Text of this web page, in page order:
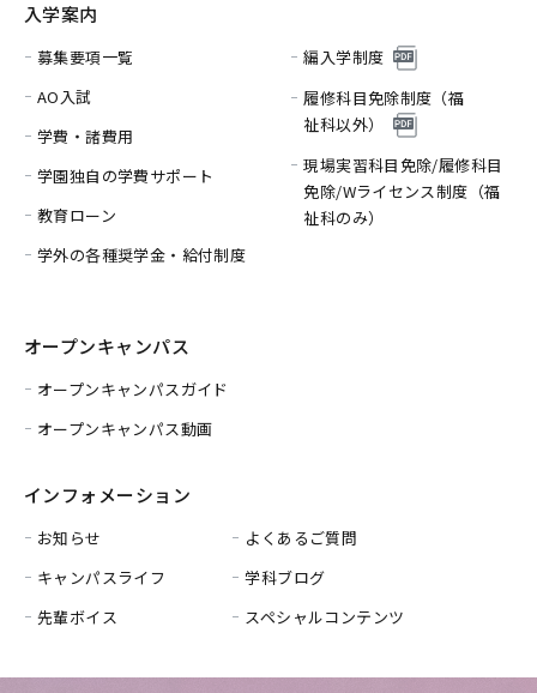
入学案内
募集要項一覧
AO入試
学費・諸費用
学園独自の学費サポート
教育ローン
学外の各種奨学金・給付制度
編入学制度
履修科目免除制度（福
祉科以外）
現場実習科目免除/履修科目
免除/Wライセンス制度（福
祉科のみ）
オープンキャンパス
オープンキャンパスガイド
オープンキャンパス動画
インフォメーション
お知らせ
キャンパスライフ
先輩ボイス
よくあるご質問
学科ブログ
スペシャルコンテンツ